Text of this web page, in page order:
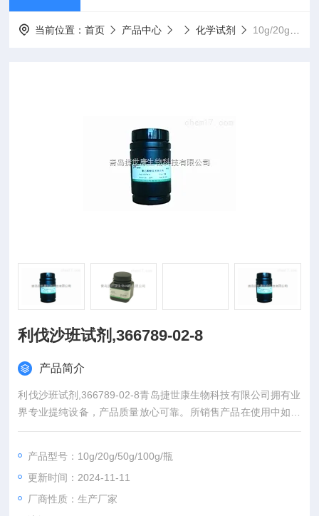
当前位置：首页 产品中心 化学试剂 10g/20g/50g/100g/瓶利伐沙班试剂,366789-02-8
利伐沙班试剂,366789-02-8
产品简介
利伐沙班试剂,366789-02-8青岛捷世康生物科技有限公司拥有业
界专业提纯设备，产品质量放心可靠。所销售产品在使用中如出
现实际含量与产品外包标示不*可全额退款。同时代理：中检所标
电脑、平板电脑等）。
产品型号：10g/20g/50g/100g/瓶
更新时间：2024-11-11
厂商性质：生产厂家